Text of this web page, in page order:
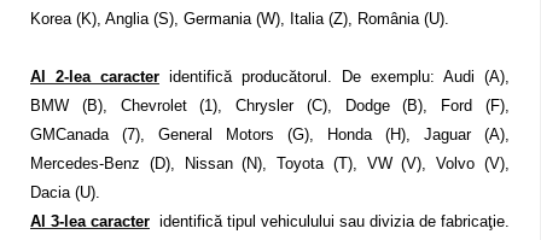
Korea (K), Anglia (S), Germania (W), Italia (Z), România (U).
Al 2-lea caracter identifică producătorul. De exemplu: Audi (A),
BMW (B), Chevrolet (1), Chrysler (C), Dodge (B), Ford (F),
GMCanada (7), General Motors (G), Honda (H), Jaguar (A),
Mercedes-Benz (D), Nissan (N), Toyota (T), VW (V), Volvo (V),
Dacia (U).
Al 3-lea caracter identifică tipul vehiculului sau divizia de fabricaţie.